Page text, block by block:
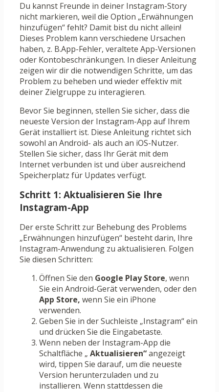
Du kannst Freunde in deiner Instagram-Story
nicht markieren, weil die Option „Erwähnungen
hinzufügen“ fehlt? Damit bist du nicht allein!
Dieses Problem kann verschiedene Ursachen
haben, z. B.App-Fehler, veraltete App-Versionen
oder Kontobeschränkungen. In dieser Anleitung
zeigen wir dir die notwendigen Schritte, um das
Problem zu beheben und wieder effektiv mit
deiner Zielgruppe zu interagieren.
Bevor Sie beginnen, stellen Sie sicher, dass die
neueste Version der Instagram-App auf Ihrem
Gerät installiert ist. Diese Anleitung richtet sich
sowohl an Android- als auch an iOS-Nutzer.
Stellen Sie sicher, dass Ihr Gerät mit dem
Internet verbunden ist und über ausreichend
Speicherplatz für Updates verfügt.
Schritt 1: Aktualisieren Sie Ihre
Instagram-App
Der erste Schritt zur Behebung des Problems
„Erwähnungen hinzufügen“ besteht darin, Ihre
Instagram-Anwendung zu aktualisieren. Folgen
Sie diesen Schritten:
Öffnen Sie den Google Play Store, wenn
Sie ein Android-Gerät verwenden, oder den
App Store, wenn Sie ein iPhone
verwenden.
Geben Sie in der Suchleiste „Instagram“ ein
und drücken Sie die Eingabetaste.
Wenn neben der Instagram-App die
Schaltfläche „ Aktualisieren“angezeigt
wird, tippen Sie darauf, um die neueste
Version herunterzuladen und zu
installieren. Wenn stattdessen die